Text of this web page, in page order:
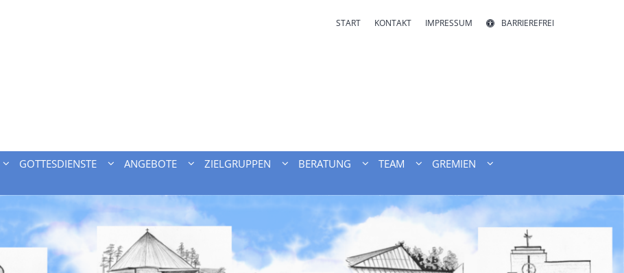
START KONTAKT IMPRESSUM BARRIEREFREI
GOTTESDIENSTE ANGEBOTE ZIELGRUPPEN BERATUNG TEAM
GREMIEN